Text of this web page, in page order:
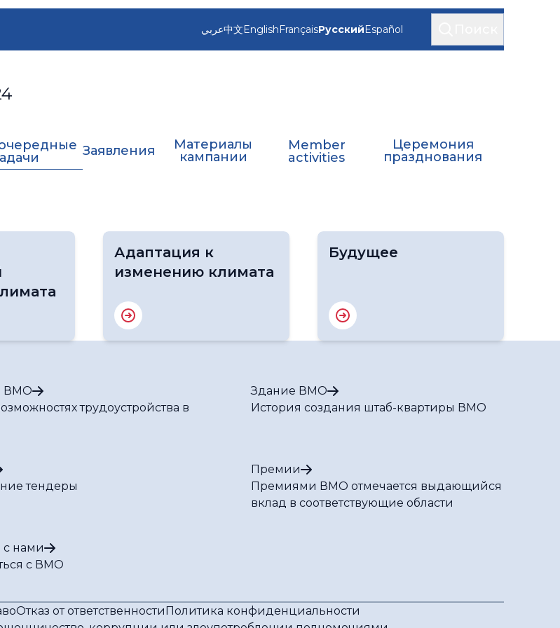
عربي中文EnglishFrançaisРусскийEspañol
Заявления
Материалы
кампании
Member
activities
Церемония
празднования
Адаптация к
изменению климата
Будущее
ВМО
трудоустройства в
Здание ВМО
История создания штаб-квартиры ВМО
тендеры
Премии
Премиями ВМО отмечается выдающийся
вклад в соответствующие области
с нами
с ВМО
Отказ от ответственностиПолитика конфиденциальности